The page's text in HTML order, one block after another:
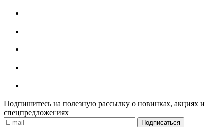
Подпишитесь на полезную рассылку о новинках, акциях и
спецпредложениях